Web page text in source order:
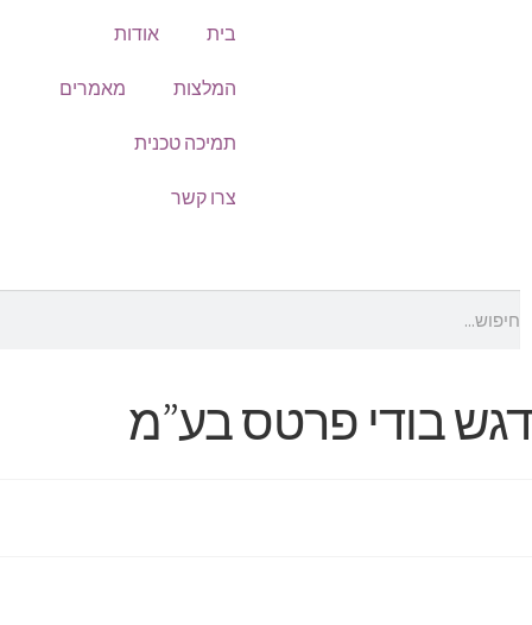
בית אודות
המלצות מאמרים
תמיכה טכנית
צרו קשר
דגש בודי פרטס בע”מ